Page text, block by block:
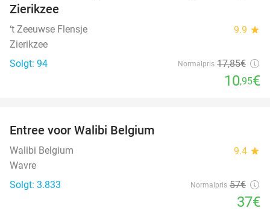
Zierikzee
‘t Zeeuwse Flensje 9.9 star
Zierikzee
Solgt: 94
Normalpris 17,85€
10,95€
Entree voor Walibi Belgium
Walibi Belgium 9.4 star
Wavre
Solgt: 3.833
Normalpris 57€
37€